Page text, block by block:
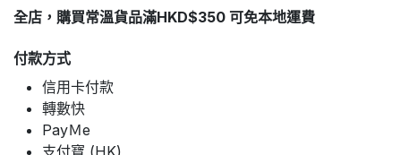
全店，購買常溫貨品滿HKD$350 可免本地運費
付款方式
信用卡付款
轉數快
PayＭe
支付寶 (HK)